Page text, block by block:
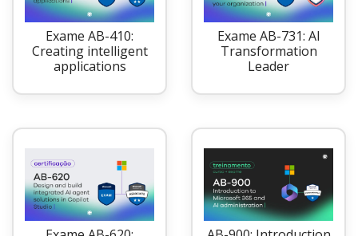
Exame AB-410:
Creating intelligent
applications
Exame AB-731: AI
Transformation
Leader